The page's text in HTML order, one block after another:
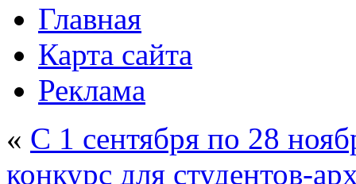
Главная
Карта сайта
Реклама
« С 1 сентября по 28
конкурс для студентов-